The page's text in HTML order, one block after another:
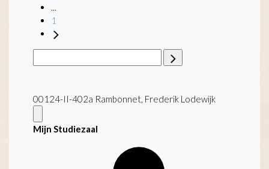
1
00124-II-402a Rambonnet, Frederik Lodewijk
Mijn Studiezaal